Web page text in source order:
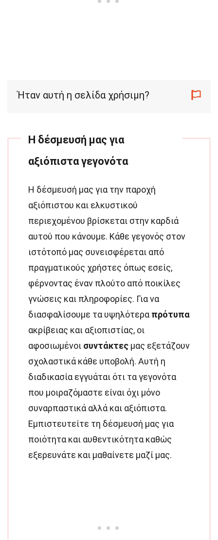
Ήταν αυτή η σελίδα χρήσιμη?
Η δέσμευσή μας για
αξιόπιστα γεγονότα
Η δέσμευσή μας για την παροχή
αξιόπιστου και ελκυστικού
περιεχομένου βρίσκεται στην καρδιά
αυτού που κάνουμε. Κάθε γεγονός στον
ιστότοπό μας συνεισφέρεται από
πραγματικούς χρήστες όπως εσείς,
φέρνοντας έναν πλούτο από ποικίλες
γνώσεις και πληροφορίες. Για να
διασφαλίσουμε τα υψηλότερα πρότυπα
ακρίβειας και αξιοπιστίας, οι
αφοσιωμένοι συντάκτες μας εξετάζουν
σχολαστικά κάθε υποβολή. Αυτή η
διαδικασία εγγυάται ότι τα γεγονότα
που μοιραζόμαστε είναι όχι μόνο
συναρπαστικά αλλά και αξιόπιστα.
Εμπιστευτείτε τη δέσμευσή μας για
ποιότητα και αυθεντικότητα καθώς
εξερευνάτε και μαθαίνετε μαζί μας.